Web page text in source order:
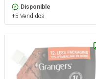
Disponible
+5 Vendidos